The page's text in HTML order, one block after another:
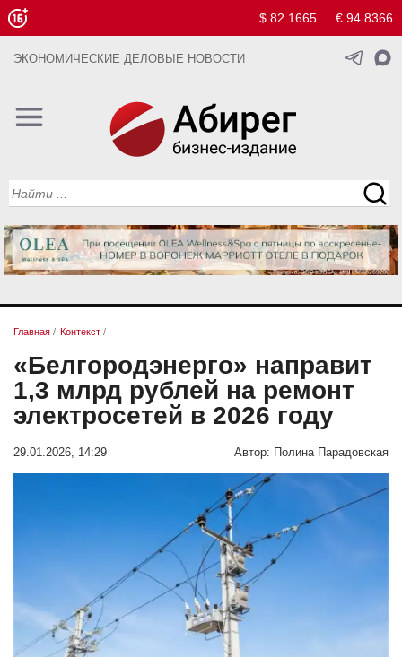
$ 82.1665 € 94.8366
ЭКОНОМИЧЕСКИЕ ДЕЛОВЫЕ НОВОСТИ
Главная / Контекст /
«Белгородэнерго» направит
1,3 млрд рублей на ремонт
электросетей в 2026 году
29.01.2026, 14:29 Автор: Полина Парадовская